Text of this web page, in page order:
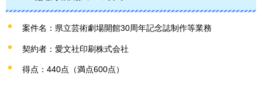
案件名：県立芸術劇場開館30周年記念誌制作等業務
契約者：愛文社印刷株式会社
得点：440点（満点600点）